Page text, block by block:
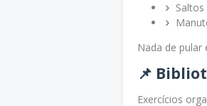
Nada de pular
📌
Exercícios